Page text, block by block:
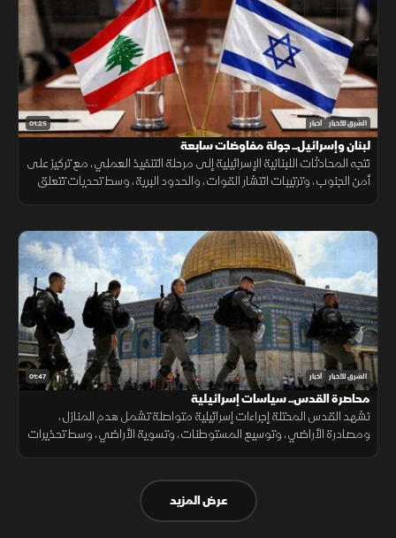
01:25 الشرق للأخبار أخبار
لبنان وإسرائيل.. جولة مفاوضات سابعة
تتجه المحادثات اللبنانية الإسرائيلية إلى مرحلة التنفيذ العملي، مع تركيز على
أمن الجنوب، وترتيبات انتشار القوات، والحدود البرية، وسط تحديات تتعلق
01:47 الشرق للأخبار أخبار
محاصرة القدس.. سياسات إسرائيلية
تشهد القدس المحتلة إجراءات إسرائيلية متواصلة تشمل هدم المنازل،
ومصادرة الأراضي، وتوسيع المستوطنات، وتسوية الأراضي، وسط تحذيرات
عرض المزيد